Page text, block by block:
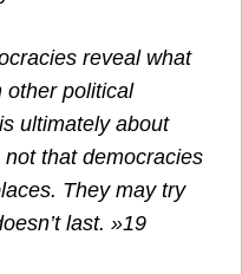
reveal what
other political
ultimately about
that democracies
They may try
last. »19